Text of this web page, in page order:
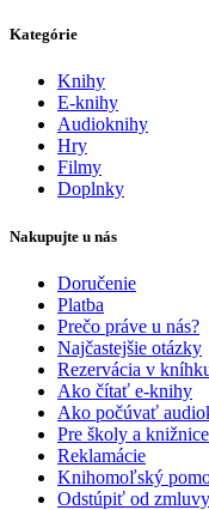
Kategórie
Knihy
E-knihy
Audioknihy
Hry
Filmy
Doplnky
Nakupujte u nás
Doručenie
Platba
Prečo práve u nás?
Najčastejšie otázky
Rezervácia v
Ako čítať e-knihy
Ako počúvať
Pre školy a knižnice
Reklamácie
Knihomoľský
Odstúpiť od zmluvy